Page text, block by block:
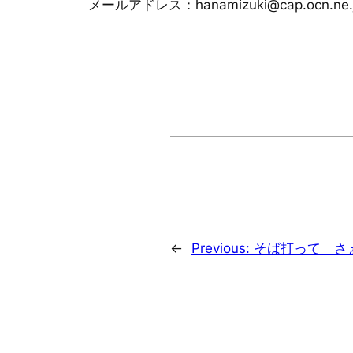
メールアドレス：
← Previous: そば打って さ